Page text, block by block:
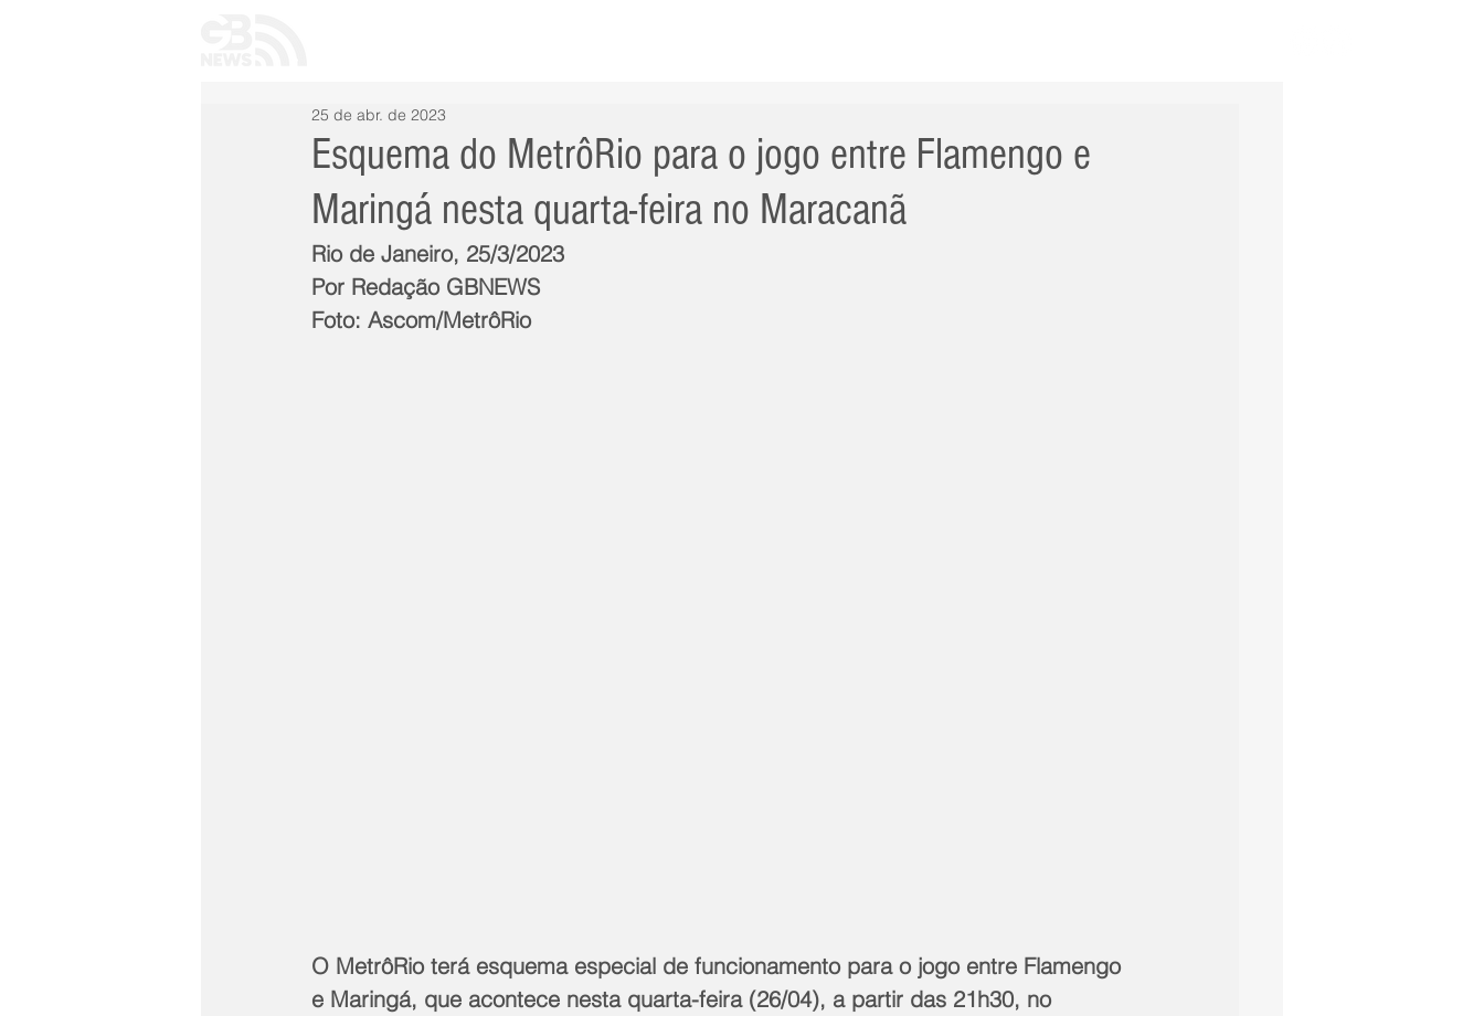
Esquema do MetrôRio para o jogo entre Flamengo e
Maringá nesta quarta-feira no Maracanã
25 de abr. de 2023
Rio de Janeiro, 25/3/2023
Por Redação GBNEWS
Foto: Ascom/MetrôRio
O MetrôRio terá esquema especial de funcionamento para o jogo entre Flamengo
e Maringá, que acontece nesta quarta-feira (26/04), a partir das 21h30, no